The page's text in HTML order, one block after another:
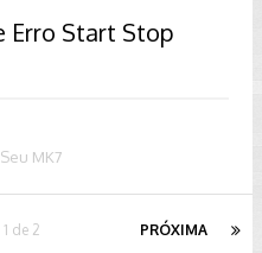
Erro Start Stop
MK7
PRÓXIMA
de 2